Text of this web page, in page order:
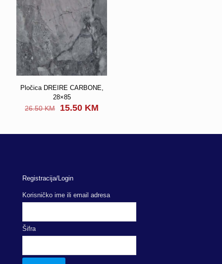
Pločica DREIRE CARBONE,
28×85
26.50KM
Original
26.50 KM.
15.50 KM
15.50 KM.
Registracija/Login
Korisničko ime ili email adresa
Šifra